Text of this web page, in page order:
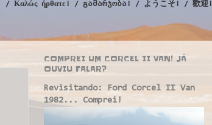
/ Καλώς ήρθατε! / გამარჯობა! / ようこそ! / 歡迎!
COMPREI UM CORCEL II VAN! JÁ
OUVIU FALAR?
Revisitando: Ford Corcel II Van
1982... Comprei!